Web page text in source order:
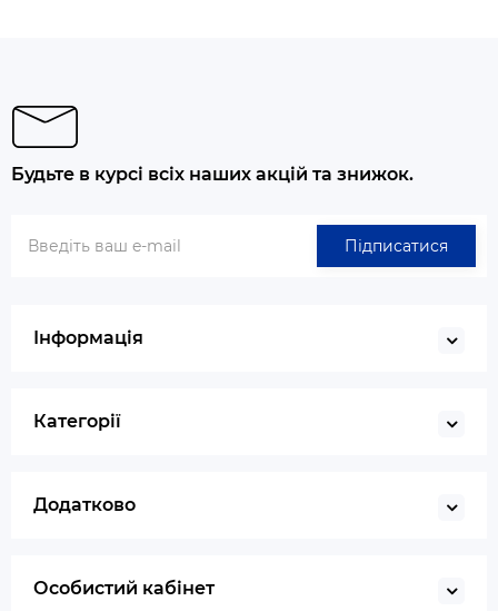
Будьте в курсі всіх наших акцій та знижок.
Підписатися
Інформація
Категорії
Додатково
Особистий кабінет